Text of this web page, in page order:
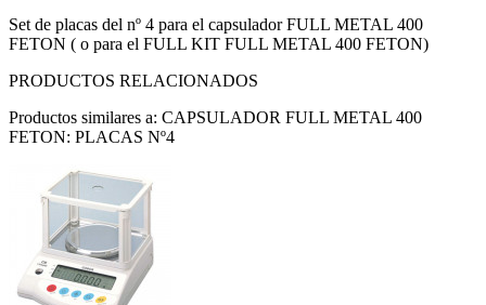
Set de placas del nº 4 para el capsulador FULL METAL 400
FETON ( o para el FULL KIT FULL METAL 400 FETON)
PRODUCTOS RELACIONADOS
Productos similares a: CAPSULADOR FULL METAL 400
FETON: PLACAS Nº4